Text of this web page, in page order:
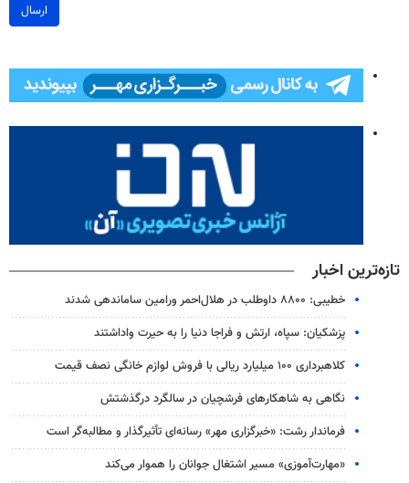
ارسال
تازه‌ترین اخبار
خطیبی: ۸۸۰۰ داوطلب در هلال‌احمر ورامین ساماندهی شدند
پزشکیان: سپاه، ارتش و فراجا دنیا را به حیرت واداشتند
کلاهبرداری ۱۰۰ میلیارد ریالی با فروش لوازم خانگی نصف قیمت
نگاهی به شاهکارهای فرشچیان در سالگرد درگذشتش
فرماندار رشت: «خبرگزاری مهر» رسانه‌ای تأثیرگذار و مطالبه‌گر است
«مهارت‌آموزی» مسیر اشتغال جوانان را هموار می‌کند